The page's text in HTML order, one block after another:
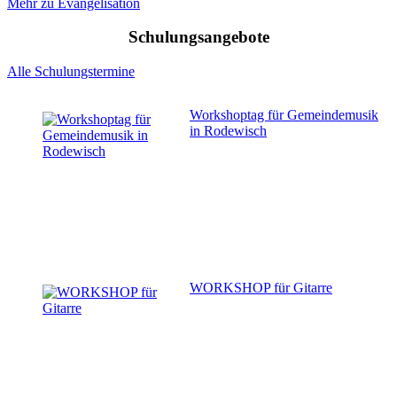
Schulungsangebote
Alle Schulungstermine
Workshoptag für Gemeindemusik
in Rodewisch
WORKSHOP für Gitarre